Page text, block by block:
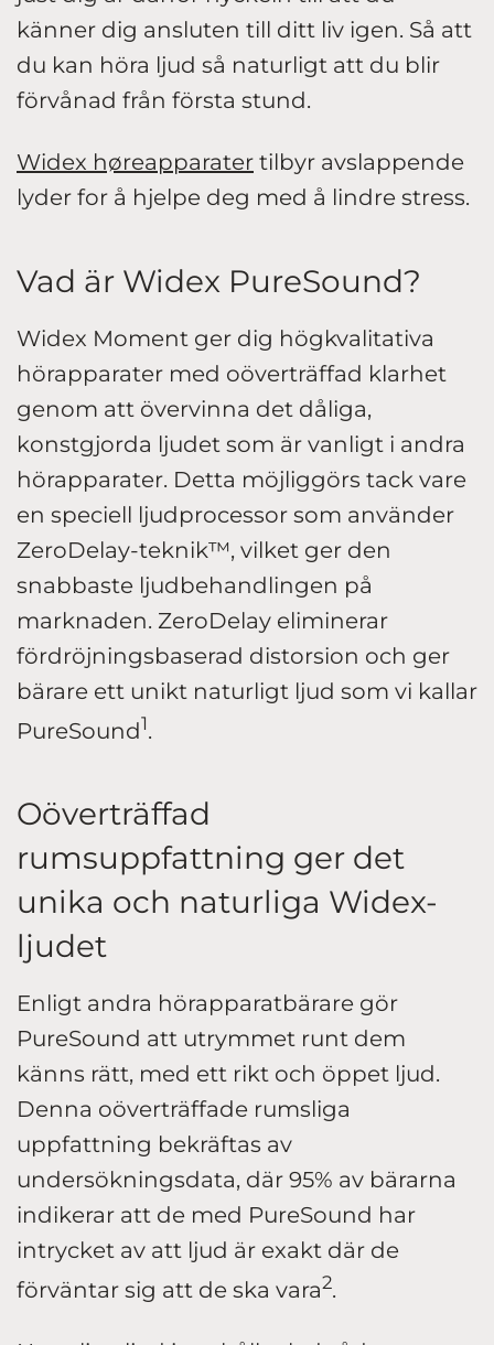
känner dig ansluten till ditt liv igen. Så att
du kan höra ljud så naturligt att du blir
förvånad från första stund.
Widex høreapparater tilbyr avslappende
lyder for å hjelpe deg med å lindre stress.
Vad är Widex PureSound?
Widex Moment ger dig högkvalitativa
hörapparater med oöverträffad klarhet
genom att övervinna det dåliga,
konstgjorda ljudet som är vanligt i andra
hörapparater. Detta möjliggörs tack vare
en speciell ljudprocessor som använder
ZeroDelay-teknik™, vilket ger den
snabbaste ljudbehandlingen på
marknaden. ZeroDelay eliminerar
fördröjningsbaserad distorsion och ger
bärare ett unikt naturligt ljud som vi kallar
PureSound1.
Oöverträffad
rumsuppfattning ger det
unika och naturliga Widex-
ljudet
Enligt andra hörapparatbärare gör
PureSound att utrymmet runt dem
känns rätt, med ett rikt och öppet ljud.
Denna oöverträffade rumsliga
uppfattning bekräftas av
undersökningsdata, där 95% av bärarna
indikerar att de med PureSound har
intrycket av att ljud är exakt där de
förväntar sig att de ska vara2.